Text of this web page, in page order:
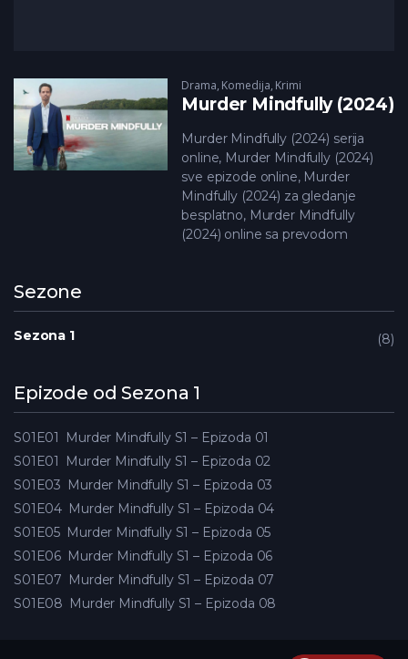
Drama, Komedija, Krimi
Murder Mindfully (2024)
Murder Mindfully (2024) serija
online, Murder Mindfully (2024)
sve epizode online, Murder
Mindfully (2024) za gledanje
besplatno, Murder Mindfully
(2024) online sa prevodom
Sezone
Sezona 1 8
Epizode od Sezona 1
S01E01
Murder Mindfully S1 – Epizoda 01
S01E01
Murder Mindfully S1 – Epizoda 02
S01E03 Murder Mindfully S1 – Epizoda 03
S01E04 Murder Mindfully S1 – Epizoda 04
S01E05 Murder Mindfully S1 – Epizoda 05
S01E06 Murder Mindfully S1 – Epizoda 06
S01E07 Murder Mindfully S1 – Epizoda 07
S01E08 Murder Mindfully S1 – Epizoda 08